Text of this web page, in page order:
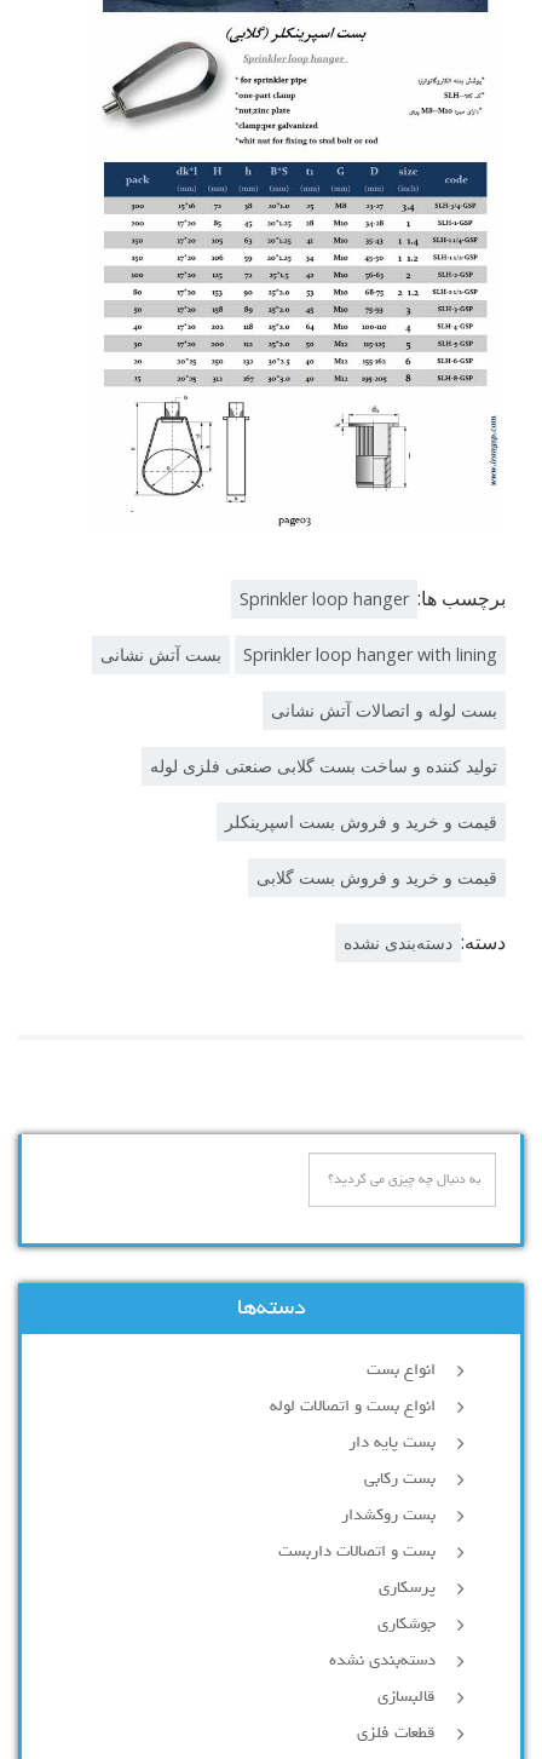
برچسب ها: Sprinkler loop hanger
Sprinkler loop hanger with lining بست آتش نشانی
بست لوله و اتصالات آتش نشانی
تولید کننده و ساخت بست گلابی صنعتی فلزی لوله
قیمت و خرید و فروش بست اسپرینکلر
قیمت و خرید و فروش بست گلابی
دسته: دسته‌بندی نشده
دسته‌ها
انواع بست
انواع بست و اتصالات لوله
بست پایه دار
بست رکابی
بست روکشدار
بست و اتصالات داربست
پرسکاری
جوشکاری
دسته‌بندی نشده
قالبسازی
قطعات فلزی